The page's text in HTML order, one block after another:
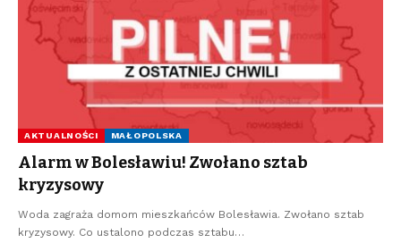
AKTUALNOŚCI MAŁOPOLSKA
Alarm w Bolesławiu! Zwołano sztab
kryzysowy
Woda zagraża domom mieszkańców Bolesławia. Zwołano sztab
kryzysowy. Co ustalono podczas sztabu…